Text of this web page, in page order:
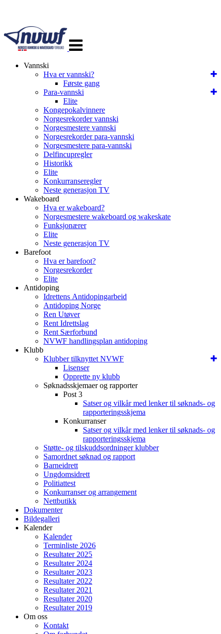
navigasjon
Vannski
Hva er vannski?
Første gang
Para-vannski
Elite
Kongepokalvinnere
Norgesrekorder vannski
Norgesmestere vannski
Norgesrekorder para-vannski
Norgesmestere para-vannski
Delfincupregler
Historikk
Elite
Konkurranseregler
Neste generasjon TV
Wakeboard
Hva er wakeboard?
Norgesmestere wakeboard og wakeskate
Funksjonærer
Elite
Neste generasjon TV
Barefoot
Hva er barefoot?
Norgesrekorder
Elite
Antidoping
Idrettens Antidopingarbeid
Antidoping Norge
Ren Utøver
Rent Idrettslag
Rent Særforbund
NVWF handlingsplan antidoping
Klubb
Klubber tilknyttet NVWF
Lisenser
Opprette ny klubb
Søknadsskjemaer og rapporter
Post 3
Satser og vilkår med lenker til søknads- og
rapporteringsskjema
Konkurranser
Satser og vilkår med lenker til søknads- og
rapporteringsskjema
Støtte- og tilskuddsordninger klubber
Samordnet søknad og rapport
Barneidrett
Ungdomsidrett
Politiattest
Konkurranser og arrangement
Nettbutikk
Dokumenter
Bildegalleri
Kalender
Kalender
Terminliste 2026
Resultater 2025
Resultater 2024
Resultater 2023
Resultater 2022
Resultater 2021
Resultater 2020
Resultater 2019
Om oss
Kontakt